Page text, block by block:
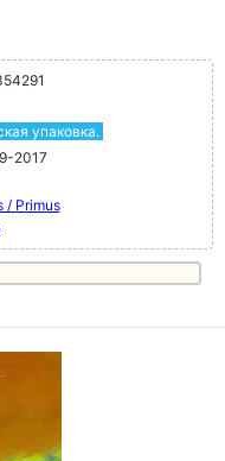
упаковка.
2017
/ Primus